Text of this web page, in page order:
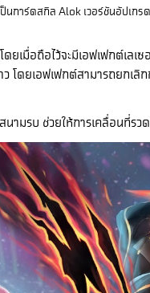
นการ์ดสกิล Alok เวอร์ชันอัปเ
เมื่อถือไว้จะมีเอฟเฟกต์เลเ
โดยเอฟเฟกต์สามารถยกเ
ามรบ ช่วยให้การเคลื่อนที่ร